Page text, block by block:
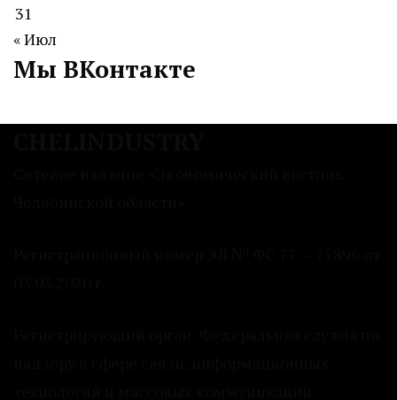
31
« Июл
Мы ВКонтакте